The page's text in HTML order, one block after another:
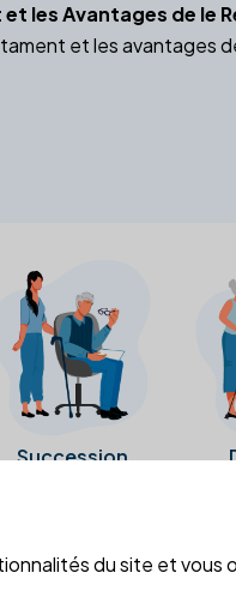
les Avantages de le
et les avantages
Succession
Business de
du site et vous